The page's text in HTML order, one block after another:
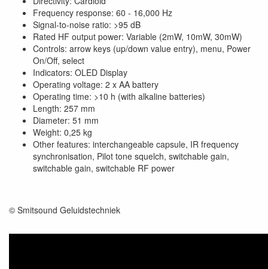
Frequency response: 60 - 16,000 Hz
Signal-to-noise ratio: >95 dB
Rated HF output power: Variable (2mW, 10mW, 30mW)
Controls: arrow keys (up/down value entry), menu, Power
On/Off, select
Indicators: OLED Display
Operating voltage: 2 x AA battery
Operating time: >10 h (with alkaline batteries)
Length: 257 mm
Diameter: 51 mm
Weight: 0,25 kg
Other features: interchangeable capsule, IR frequency
synchronisation, Pilot tone squelch, switchable gain,
switchable gain, switchable RF power
© Smitsound Geluidstechniek